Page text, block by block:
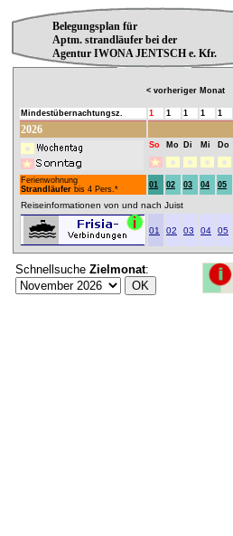
Belegungsplan für
Aptm. strandläufer bei der
Agentur IWONA JENTSCH e. Kfr.
< vorheriger Monat
Mindestübernachtungsz. 1 1 1 1 1
2026
So Mo Di Mi Do
Ferienwohnung
Strandläufer bis 4 Pers.* 01 02 03 04 05
Reiseinformationen von und nach Juist
01 02 03 04 05
Schnellsuche Zielmonat: